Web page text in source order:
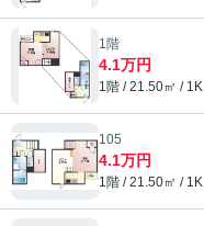
1階
4.1万円
1階 / 21.50㎡ / 1K
105
4.1万円
1階 / 21.50㎡ / 1K